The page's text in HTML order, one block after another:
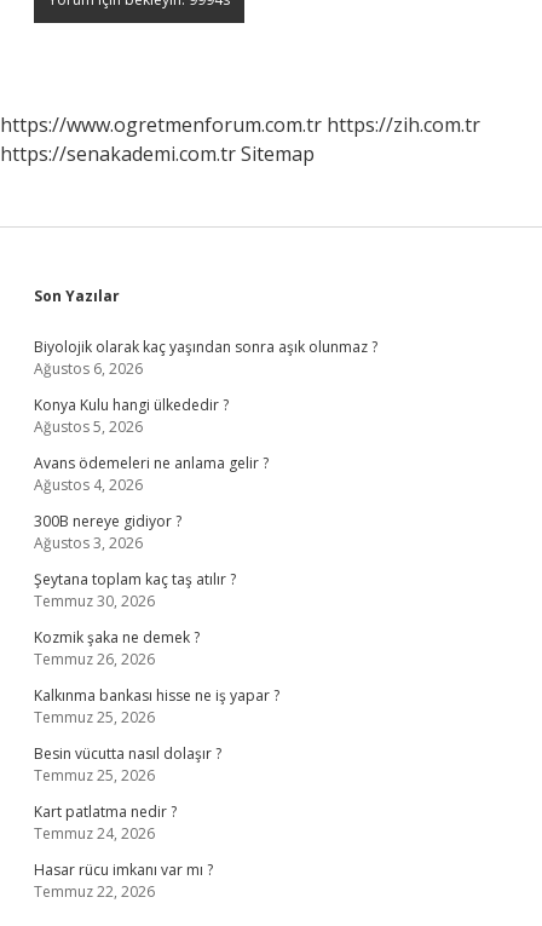
https://www.ogretmenforum.com.tr https://zih.com.tr
https://senakademi.com.trSitemap
Sidebar
Son Yazılar
Biyolojik olarak kaç yaşından sonra aşık olunmaz ?
Ağustos 6, 2026
Konya Kulu hangi ülkededir ?
Ağustos 5, 2026
Avans ödemeleri ne anlama gelir ?
Ağustos 4, 2026
300B nereye gidiyor ?
Ağustos 3, 2026
Şeytana toplam kaç taş atılır ?
Temmuz 30, 2026
Kozmik şaka ne demek ?
Temmuz 26, 2026
Kalkınma bankası hisse ne iş yapar ?
Temmuz 25, 2026
Besin vücutta nasıl dolaşır ?
Temmuz 25, 2026
Kart patlatma nedir ?
Temmuz 24, 2026
Hasar rücu imkanı var mı ?
Temmuz 22, 2026